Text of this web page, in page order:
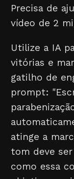
Precisa de
vídeo de 2
Utilize a IA
vitórias e
gatilho de
prompt:
atinge a
tom deve
como essa